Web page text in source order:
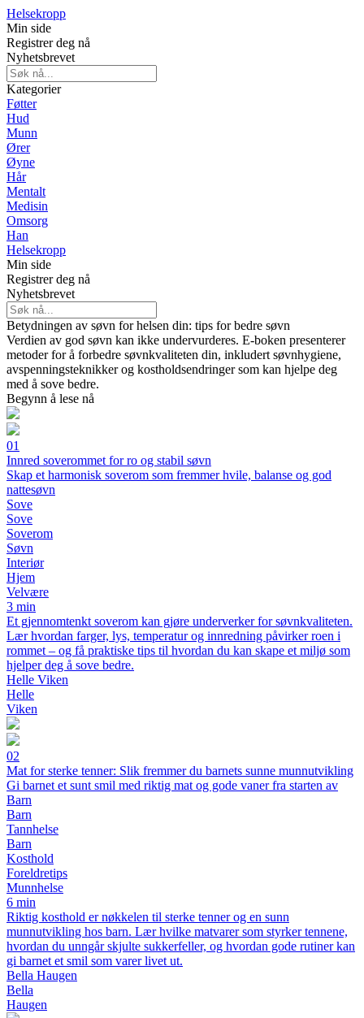
Helsekropp
Min side
Registrer deg nå
Nyhetsbrevet
Kategorier
Føtter
Hud
Munn
Ører
Øyne
Hår
Mentalt
Medisin
Omsorg
Han
Helsekropp
Min side
Registrer deg nå
Nyhetsbrevet
Betydningen av søvn for helsen din: tips for bedre søvn
Verdien av god søvn kan ikke undervurderes. E-boken presenterer
metoder for å forbedre søvnkvaliteten din, inkludert søvnhygiene,
avspenningsteknikker og kostholdsendringer som kan hjelpe deg
med å sove bedre.
Begynn å lese nå
01
Innred soverommet for ro og stabil søvn
Skap et harmonisk soverom som fremmer hvile, balanse og god
nattesøvn
Sove
Sove
Soverom
Søvn
Interiør
Hjem
Velvære
3 min
Et gjennomtenkt soverom kan gjøre underverker for søvnkvaliteten.
Lær hvordan farger, lys, temperatur og innredning påvirker roen i
rommet – og få praktiske tips til hvordan du kan skape et miljø som
hjelper deg å sove bedre.
Helle Viken
Helle
Viken
02
Mat for sterke tenner: Slik fremmer du barnets sunne munnutvikling
Gi barnet et sunt smil med riktig mat og gode vaner fra starten av
Barn
Barn
Tannhelse
Barn
Kosthold
Foreldretips
Munnhelse
6 min
Riktig kosthold er nøkkelen til sterke tenner og en sunn
munnutvikling hos barn. Lær hvilke matvarer som styrker tennene,
hvordan du unngår skjulte sukkerfeller, og hvordan gode rutiner kan
gi barnet et smil som varer livet ut.
Bella Haugen
Bella
Haugen